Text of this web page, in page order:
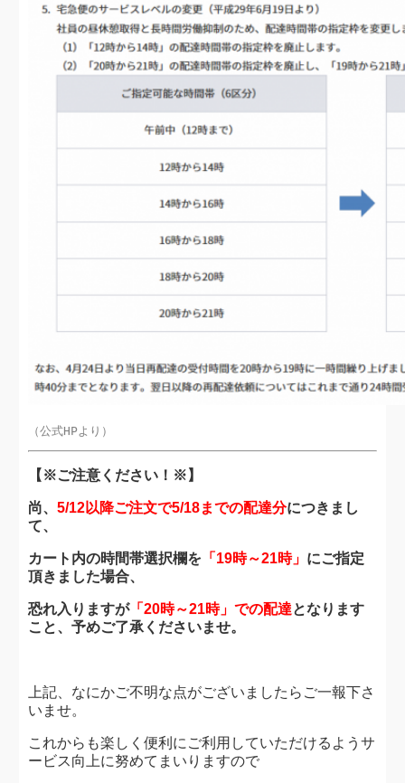
（公式HPより）
【※ご注意ください！※】
尚、 5/12以降ご注文で5/18までの配達分につきまし
て、
カート内の時間帯選択欄を 「19時～21時」 にご指定
頂きました場合、
恐れ入りますが「20時～21時」での配達となります
こと、予めご了承くださいませ。
上記、なにかご不明な点がございましたらご一報下さ
いませ。
これからも楽しく便利にご利用していただけるようサ
ービス向上に努めてまいりますので